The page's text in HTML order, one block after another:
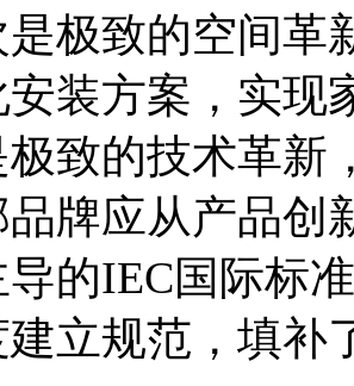
极致的空间革
装方案，实现
致的技术革新
品牌应从产品创
的IEC国际标
立规范，填补